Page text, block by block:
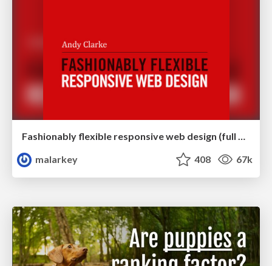
Fashionably flexible responsive web design (full day workshop)
malarkey
408 67k